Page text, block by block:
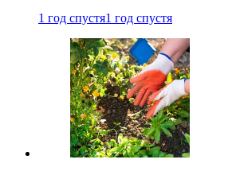
1 год спустя1 год спустя